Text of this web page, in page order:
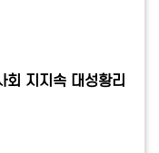
회 지지속 대성황리